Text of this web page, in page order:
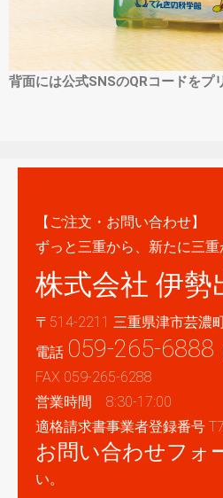
背面には公式SNSのQRコードをプ
【ご注文・お問い合わせ】
ずっと三重から、新たに三重
株式会社 伊勢
〒514-2211 三重県津市芸濃
電話 059-265-6888
FAX 059-265-6288
営業時間 8:30-17:00
適格請求書事業者登録番号
お問い合わせフォ
い。